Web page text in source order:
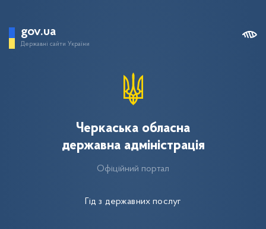
gov.ua
Державні сайти України
Гід з державних послуг
Черкаська обласна
державна адміністрація
Офіційний портал